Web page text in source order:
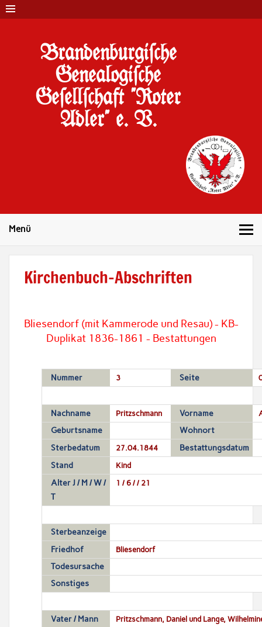
Brandenburgi#che
Genealogi#che
Ge#ell#chaft "Roter
Adler" e. V.
Menü
Kirchenbuch-Abschriften
Bliesendorf (mit Kammerode und Resau) - KB-
Duplikat 1836-1861 - Bestattungen
Nummer 3 Seite
Nachname Pritzschmann Vorname
Geburtsname
Wohnort
Sterbedatum
27.04.1844
Bestattungsdatum
Stand
Kind
Alter J / M / W /
T
1 / 6 / / 21
Sterbeanzeige
Friedhof
Bliesendorf
Todesursache
Sonstiges
Vater / Mann
Pritzschmann, Daniel und Lange,